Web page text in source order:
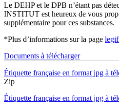
Le DEHP et le DPB n’étant pas
INSTITUT est heureux de vous
supplémentaire pour ces substances.
*Plus d’informations sur la page
Documents à télécharger
Étiquette française en format jpg à
Zip
Étiquette française en format jpg à